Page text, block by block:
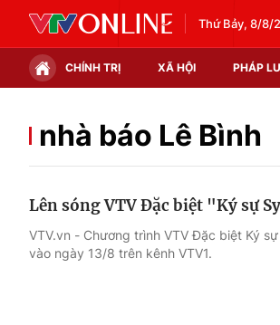
Thứ Bảy, 8/8/
CHÍNH TRỊ XÃ HỘI PHÁP
Chính trị
Thế giới đó đây
nhà báo Lê Bình
Lên sóng VTV Đặc biệt "Ký sự
VTV.vn - Chương trình VTV Đặc biệt Ký
vào ngày 13/8 trên kênh VTV1.